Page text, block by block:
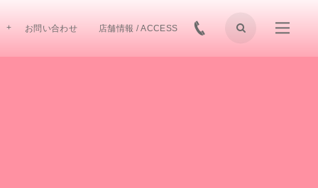
お問い合わせ 店舗情報 / ACCESS